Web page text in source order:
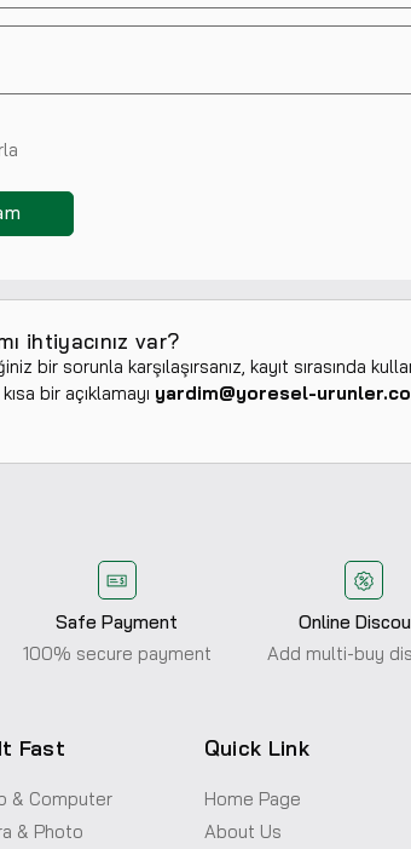
ihtiyacınız var?
bir sorunla karşılaşırsanız, kayıt sırasında
bir açıklamayı yardim@yoresel-
Safe Payment
100% secure payment
Online
Add multi-buy
Fast
& Computer
& Photo
Quick Link
Home Page
About Us